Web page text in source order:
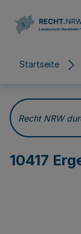
Startseite
Recht NRW
10417